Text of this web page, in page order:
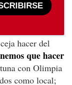
hacer del
que hacer
con Olimpia
como local;